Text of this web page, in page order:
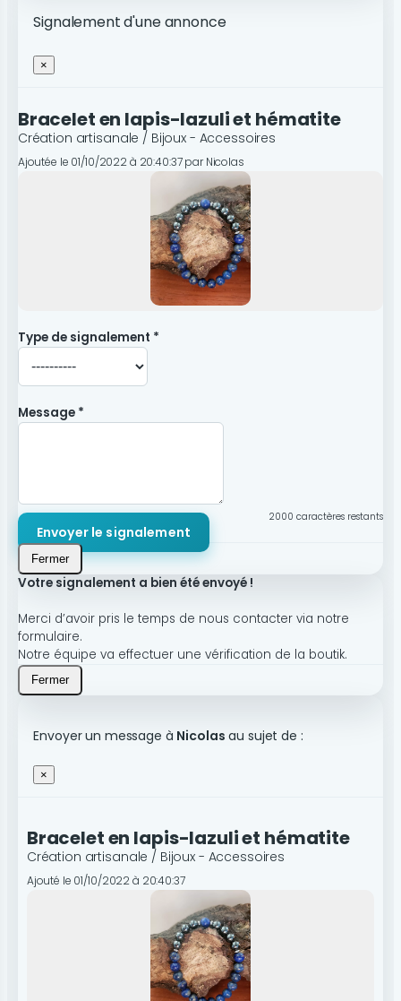
Signalement d'une annonce
×
Bracelet en lapis-lazuli et hématite
Création artisanale / Bijoux - Accessoires
Ajoutée le 01/10/2022 à 20:40:37 par Nicolas
Type de signalement *
Message *
2000 caractères restants
Envoyer le signalement
Fermer
Votre signalement a bien été envoyé !
Merci d’avoir pris le temps de nous contacter via notre
formulaire.
Notre équipe va effectuer une vérification de la boutik.
Fermer
Envoyer un message à Nicolas au sujet de :
×
Bracelet en lapis-lazuli et hématite
Création artisanale / Bijoux - Accessoires
Ajouté le 01/10/2022 à 20:40:37